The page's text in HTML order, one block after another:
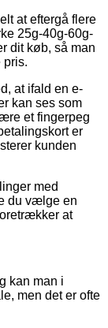
at eftergå flere
25g-40g-60g-
dit køb, så man
pris.
at ifald en e-
kan ses som
et fingerpeg
er
kunden
med
du vælge en
at
kan man i
men det er ofte